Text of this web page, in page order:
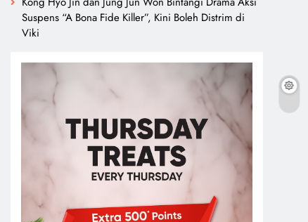
Suspens “A Bona Fide Killer”, Kini Boleh Distrim di
Viki